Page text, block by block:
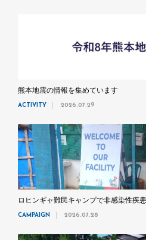
熊本地震の情報を集めています
ACTIVITY 2026.07.29
ロヒンギャ難民キャンプで非感染性疾
CAMPAIGN 2026.07.28